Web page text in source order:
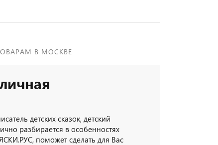
В МОСКВЕ
детских сказок, детский
разбирается в особенностях
поможет сделать для Вас